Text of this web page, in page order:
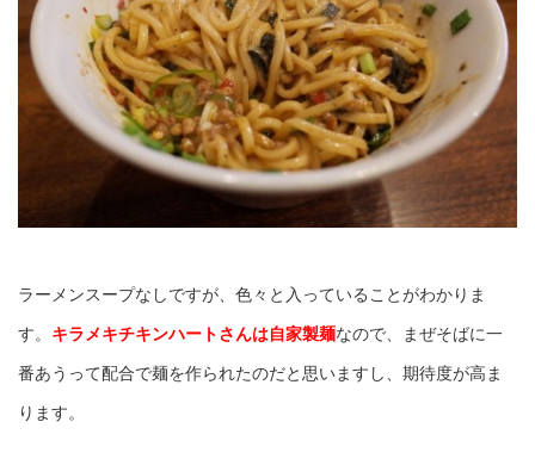
ラーメンスープなしですが、色々と入っていることがわかりま
す。 キラメキチキンハートさんは自家製麺なので、まぜそばに一
番あうって配合で麺を作られたのだと思いますし、期待度が高ま
ります。